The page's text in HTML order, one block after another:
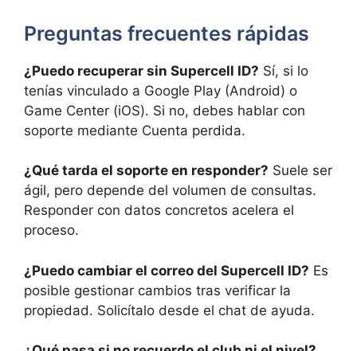
Preguntas frecuentes rápidas
¿Puedo recuperar sin Supercell ID? Sí, si lo
tenías vinculado a Google Play (Android) o
Game Center (iOS). Si no, debes hablar con
soporte mediante Cuenta perdida.
¿Qué tarda el soporte en responder? Suele ser
ágil, pero depende del volumen de consultas.
Responder con datos concretos acelera el
proceso.
¿Puedo cambiar el correo del Supercell ID? Es
posible gestionar cambios tras verificar la
propiedad. Solicítalo desde el chat de ayuda.